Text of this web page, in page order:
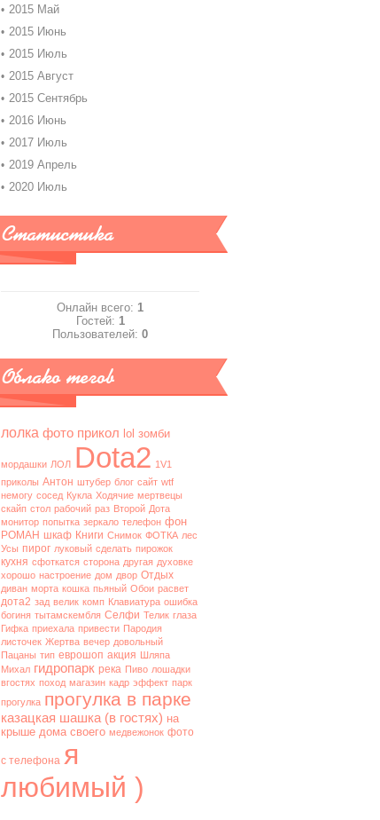
2015 Май
2015 Июнь
2015 Июль
2015 Август
2015 Сентябрь
2016 Июнь
2017 Июль
2019 Апрель
2020 Июль
Статистика
Онлайн всего: 1
Гостей: 1
Пользователей: 0
Облако тегов
лолка фото прикол lol зомби
мордашки ЛОЛ Dota2 1V1
приколы Антон штубер блог сайт wtf
немогу сосед Кукла Ходячие мертвецы
скайп стол рабочий раз Второй Дота
монитор попытка зеркало телефон фон
РОМАН шкаф Книги Снимок ФОТКА лес
Усы пирог луковый сделать пирожок
кухня сфоткатся сторона другая духовке
хорошо настроение дом двор Отдых
диван морта кошка пьяный Обои расвет
дота2 зад велик комп Клавиатура ошибка
богиня тытамскембля Селфи Телик глаза
Гифка приехала привести Пародия
листочек Жертва вечер довольный
Пацаны тип еврошоп акция Шляпа
Михал гидропарк река Пиво лошадки
вгостях поход магазин кадр эффект парк
прогулка прогулка в парке
казацкая шашка (в гостях) на
крыше дома своего медвежонок фото
с телефона я
любимый )